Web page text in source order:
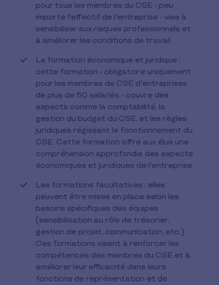
pour tous les membres du CSE - peu
importe l'effectif de l'entreprise - vise à
sensibiliser aux risques professionnels et
à améliorer les conditions de travail.
La formation économique et juridique :
cette formation - obligatoire uniquement
pour les membres de CSE d'entreprises
de plus de 50 salariés - couvre des
aspects comme la comptabilité, la
gestion du budget du CSE, et les règles
juridiques régissant le fonctionnement du
CSE. Cette formation offre aux élus une
compréhension approfondie des aspects
économiques et juridiques de l'entreprise.
Les formations facultatives : elles
peuvent être mises en place selon les
besoins spécifiques des équipes
(sensibilisation au rôle de trésorier,
gestion de projet, communication, etc.).
Ces formations visent à renforcer les
compétences des membres du CSE et à
améliorer leur efficacité dans leurs
fonctions de représentation et de